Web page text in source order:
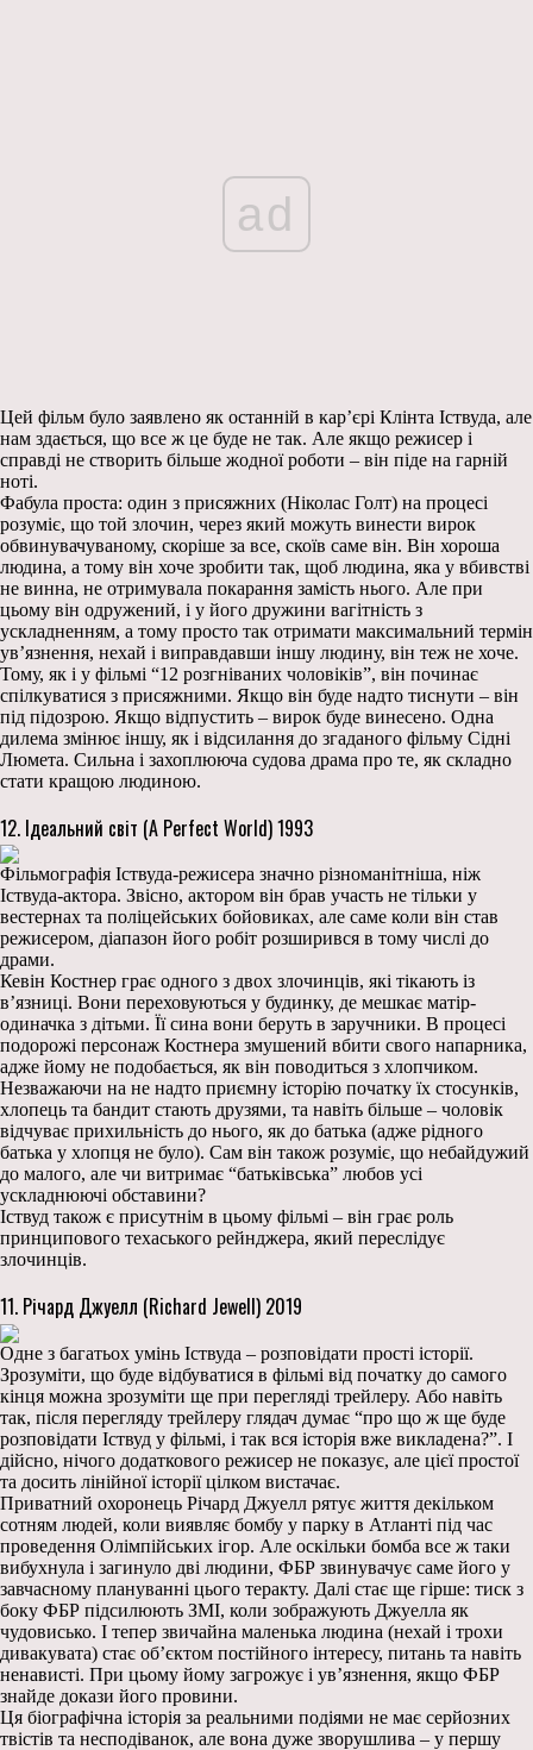
ad
Цей фільм було заявлено як останній в кар’єрі Клінта Іствуда, але
нам здається, що все ж це буде не так. Але якщо режисер і
справді не створить більше жодної роботи – він піде на гарній
ноті.
Фабула проста: один з присяжних (Ніколас Голт) на процесі
розуміє, що той злочин, через який можуть винести вирок
обвинувачуваному, скоріше за все, скоїв саме він. Він хороша
людина, а тому він хоче зробити так, щоб людина, яка у вбивстві
не винна, не отримувала покарання замість нього. Але при
цьому він одружений, і у його дружини вагітність з
ускладненням, а тому просто так отримати максимальний термін
ув’язнення, нехай і виправдавши іншу людину, він теж не хоче.
Тому, як і у фільмі “12 розгніваних чоловіків”, він починає
спілкуватися з присяжними. Якщо він буде надто тиснути – він
під підозрою. Якщо відпустить – вирок буде винесено. Одна
дилема змінює іншу, як і відсилання до згаданого фільму Сідні
Люмета. Сильна і захоплююча судова драма про те, як складно
стати кращою людиною.
12. Ідеальний світ (A Perfect World) 1993
Фільмографія Іствуда-режисера значно різноманітніша, ніж
Іствуда-актора. Звісно, актором він брав участь не тільки у
вестернах та поліцейських бойовиках, але саме коли він став
режисером, діапазон його робіт розширився в тому числі до
драми.
Кевін Костнер грає одного з двох злочинців, які тікають із
в’язниці. Вони переховуються у будинку, де мешкає матір-
одиначка з дітьми. Її сина вони беруть в заручники. В процесі
подорожі персонаж Костнера змушений вбити свого напарника,
адже йому не подобається, як він поводиться з хлопчиком.
Незважаючи на не надто приємну історію початку їх стосунків,
хлопець та бандит стають друзями, та навіть більше – чоловік
відчуває прихильність до нього, як до батька (адже рідного
батька у хлопця не було). Сам він також розуміє, що небайдужий
до малого, але чи витримає “батьківська” любов усі
ускладнюючі обставини?
Іствуд також є присутнім в цьому фільмі – він грає роль
принципового техаського рейнджера, який переслідує
злочинців.
11. Річард Джуелл (Richard Jewell) 2019
Одне з багатьох умінь Іствуда – розповідати прості історії.
Зрозуміти, що буде відбуватися в фільмі від початку до самого
кінця можна зрозуміти ще при перегляді трейлеру. Або навіть
так, після перегляду трейлеру глядач думає “про що ж ще буде
розповідати Іствуд у фільмі, і так вся історія вже викладена?”. І
дійсно, нічого додаткового режисер не показує, але цієї простої
та досить лінійної історії цілком вистачає.
Приватний охоронець Річард Джуелл рятує життя декільком
сотням людей, коли виявляє бомбу у парку в Атланті під час
проведення Олімпійських ігор. Але оскільки бомба все ж таки
вибухнула і загинуло дві людини, ФБР звинувачує саме його у
завчасному плануванні цього теракту. Далі стає ще гірше: тиск з
боку ФБР підсилюють ЗМІ, коли зображують Джуелла як
чудовисько. І тепер звичайна маленька людина (нехай і трохи
дивакувата) стає об’єктом постійного інтересу, питань та навіть
ненависті. При цьому йому загрожує і ув’язнення, якщо ФБР
знайде докази його провини.
Ця біографічна історія за реальними подіями не має серйозних
твістів та несподіванок, але вона дуже зворушлива – у першу